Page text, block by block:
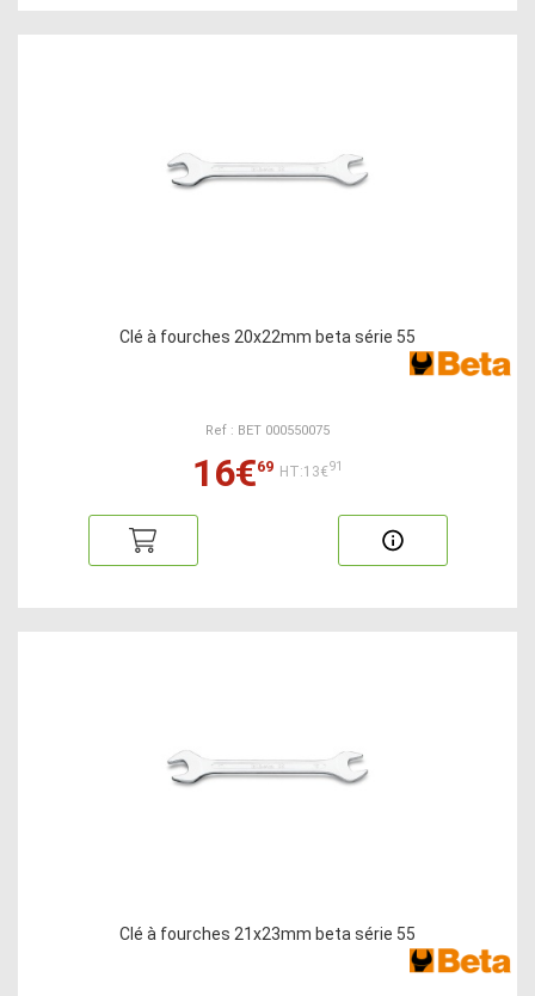
Clé à fourches 20x22mm beta série 55
Ref : BET 000550075
16€69 HT:13€91
Clé à fourches 21x23mm beta série 55